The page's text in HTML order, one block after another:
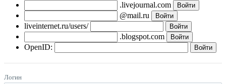
.livejournal.com
@mail.ru
liveinternet.ru/users/
.blogspot.com
OpenID:
Логин